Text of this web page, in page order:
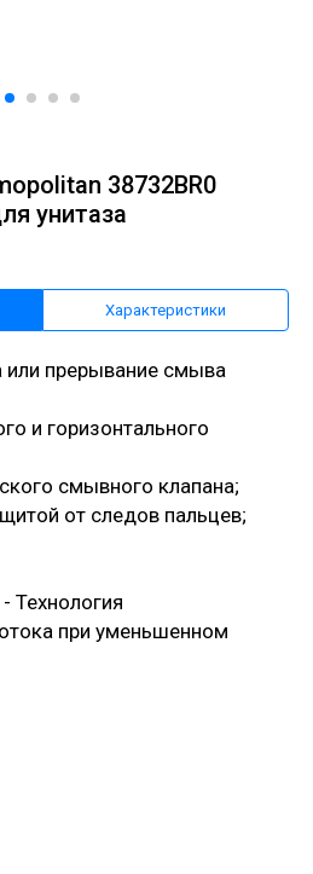
38732BR0
унитаза
Характеристики
прерывание смыва
и горизонтального
смывного клапана;
от следов пальцев;
Технология
при уменьшенном